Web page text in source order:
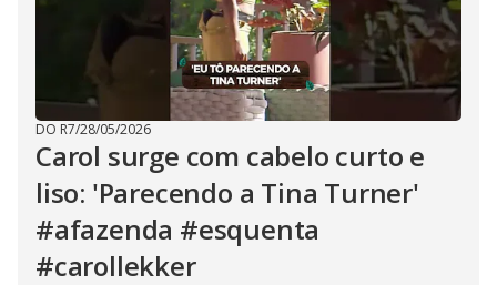
DO R7/28/05/2026
Carol surge com cabelo curto e
liso: 'Parecendo a Tina Turner'
#afazenda #esquenta
#carollekker